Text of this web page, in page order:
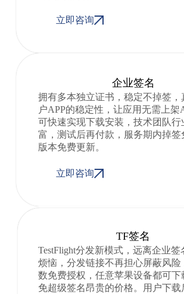
立即咨询
企业签名
拥有多本独立证书，稳定不掉签，
户APP的稳定性，让应用无需上架
可快速实现下载安装，技术团队行
富，测试后再付款，服务期内掉签
版本免费更新。
立即咨询
TF签名
TestFlight分发新模式，远离企业
烦恼，分发链接不再担心屏蔽风险
数免费授权，任意苹果设备都可下
免超级签名昂贵的价格。用户下载